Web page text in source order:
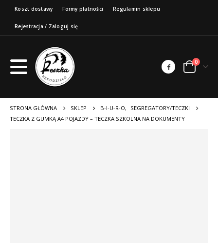
Koszt dostawy Formy płatności Regulamin sklepu
Rejestracja / Zaloguj się
0
STRONA GŁÓWNA SKLEP B-I-U-R-O,
SEGREGATORY/TECZKI
TECZKA Z GUMKĄ A4 POJAZDY – TECZKA SZKOLNA NA DOKUMENTY